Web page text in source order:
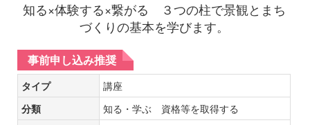
知る×体験する×繋がる ３つの柱で景観とまち
づくりの基本を学びます。
事前申し込み推奨
タイプ 講座
分類 知る・学ぶ 資格等を取得する